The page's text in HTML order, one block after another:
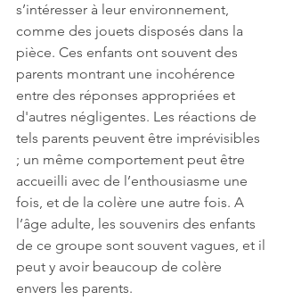
s’intéresser à leur environnement,
comme des jouets disposés dans la
pièce. Ces enfants ont souvent des
parents montrant une incohérence
entre des réponses appropriées et
d'autres négligentes. Les réactions de
tels parents peuvent être imprévisibles
; un même comportement peut être
accueilli avec de l’enthousiasme une
fois, et de la colère une autre fois. A
l’âge adulte, les souvenirs des enfants
de ce groupe sont souvent vagues, et il
peut y avoir beaucoup de colère
envers les parents.